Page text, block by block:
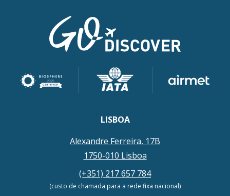
LISBOA
Alexandre Ferreira, 17B
1750-010 Lisboa
(+351) 217 657 784
(custo de chamada para a rede fixa nacional)